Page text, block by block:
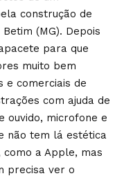
construção de
(MG). Depois
para que
muito bem
e comerciais de
com ajuda de
ouvido, microfone e
não tem lá estética
a Apple, mas
precisa ver o